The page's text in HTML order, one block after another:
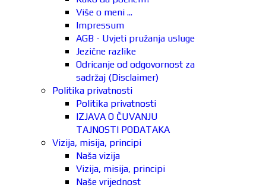
Više o meni ...
Impressum
AGB - Uvjeti pružanja usluge
Jezične razlike
Odricanje od odgovornost za
sadržaj (Disclaimer)
Politika privatnosti
Politika privatnosti
IZJAVA O ČUVANJU
TAJNOSTI PODATAKA
Vizija, misija, principi
Naša vizija
Vizija, misija, principi
Naše vrijednost